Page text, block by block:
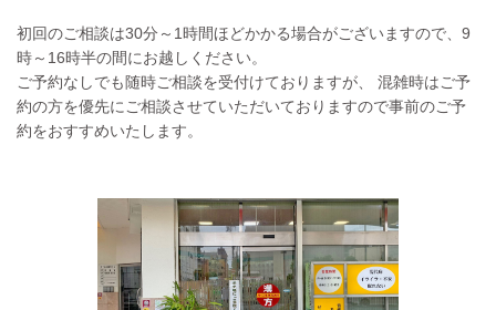
初回のご相談は30分～1時間ほどかかる場合がございますので、9
時～16時半の間にお越しください。
ご予約なしでも随時ご相談を受付けておりますが、 混雑時はご予
約の方を優先にご相談させていただいておりますので事前のご予
約をおすすめいたします。